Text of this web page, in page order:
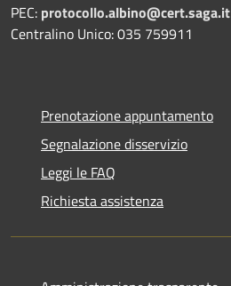
PEC: protocollo.albino@cert.saga.it
Centralino Unico: 035 759911
Prenotazione appuntamento
Segnalazione disservizio
Leggi le FAQ
Richiesta assistenza